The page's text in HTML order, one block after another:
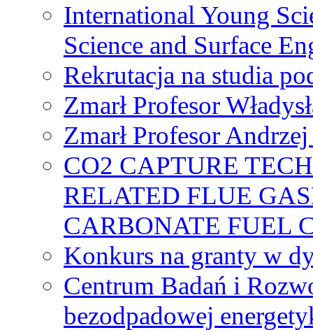
International Young
Science and Surface
Rekrutacja na studia
Zmarł Profesor
Zmarł Profesor
CO2 CAPTURE
RELATED FLUE
CARBONATE FUEL
Konkurs na granty w
Centrum Badań i
bezodpadowej